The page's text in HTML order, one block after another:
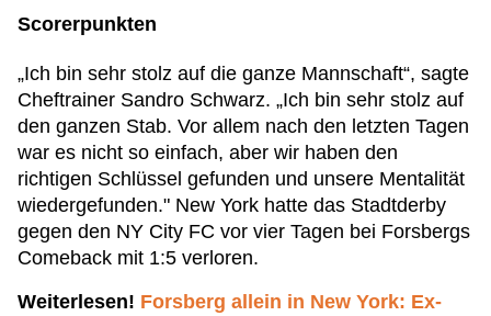
Scorerpunkten
„Ich bin sehr stolz auf die ganze Mannschaft“, sagte
Cheftrainer Sandro Schwarz. „Ich bin sehr stolz auf
den ganzen Stab. Vor allem nach den letzten Tagen
war es nicht so einfach, aber wir haben den
richtigen Schlüssel gefunden und unsere Mentalität
wiedergefunden." New York hatte das Stadtderby
gegen den NY City FC vor vier Tagen bei Forsbergs
Comeback mit 1:5 verloren.
Weiterlesen! Forsberg allein in New York: Ex-